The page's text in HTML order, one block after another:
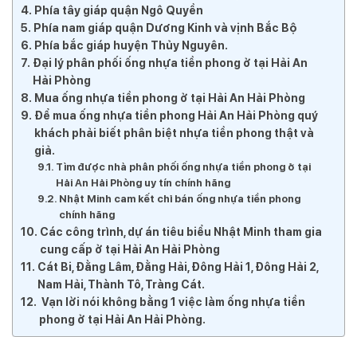
Phía tây giáp quận Ngô Quyền
Phía nam giáp quận Dương Kinh và vịnh Bắc Bộ
Phía bắc giáp huyện Thủy Nguyên.
Đại lý phân phối ống nhựa tiền phong ở tại Hải An
Hải Phòng
Mua ống nhựa tiền phong ở tại Hải An Hải Phòng
Để mua ống nhựa tiền phong Hải An Hải Phòng quý
khách phải biết phân biệt nhựa tiền phong thật và
giả.
Tìm được nhà phân phối ống nhựa tiền phong ở tại
Hải An Hải Phòng uy tín chính hãng
Nhật Minh cam kết chỉ bán ống nhựa tiền phong
chính hãng
Các công trình, dự án tiêu biểu Nhật Minh tham gia
cung cấp ở tại Hải An Hải Phòng
Cát Bi, Đằng Lâm, Đằng Hải, Đông Hải 1, Đông Hải 2,
Nam Hải, Thành Tô, Tràng Cát.
Vạn lời nói không bằng 1 việc làm ống nhựa tiền
phong ở tại Hải An Hải Phòng.